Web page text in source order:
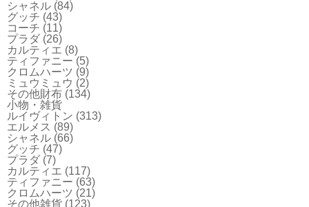
シャネル (84)
グッチ (43)
コーチ (11)
プラダ (26)
カルティエ (8)
ティファニー (5)
クロムハーツ (9)
ミュウミュウ (2)
その他財布 (134)
小物・雑貨
ルイヴィトン (313)
エルメス (89)
シャネル (66)
グッチ (47)
プラダ (7)
カルティエ (117)
ティファニー (63)
クロムハーツ (21)
その他雑貨 (123)